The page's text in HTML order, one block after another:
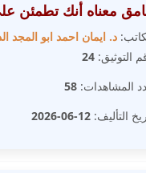
عمرو عاطف
عاملة
مدونة غادة زهران
معناه أنك تطمئن
د. ايمان احمد ابو المجد
التوثيق: 24
المشاهدات: 58
التأليف: 12-06-2026